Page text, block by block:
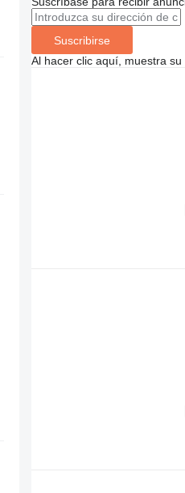
Suscribirse
Al hacer clic aquí, muestra